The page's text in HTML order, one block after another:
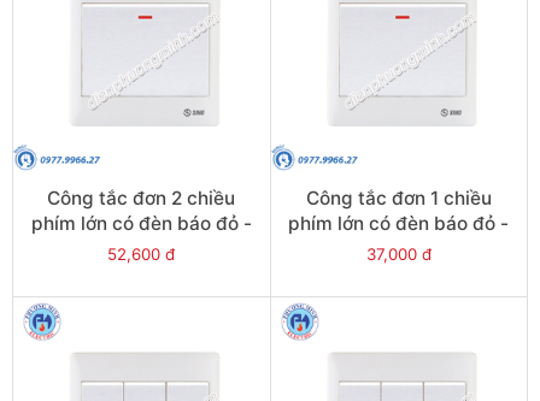
Công tắc đơn 2 chiều
phím lớn có đèn báo đỏ -
Model S981N2R
52,600 đ
Công tắc đơn 1 chiều
phím lớn có đèn báo đỏ -
Model S981N1R
37,000 đ